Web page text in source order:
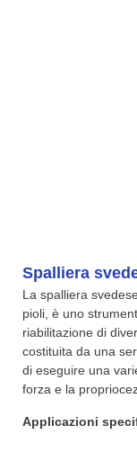
Spalliera
La spalliera
pioli, è uno
riabilitazione di
costituita da una
di eseguire una
forza e la
Applicazioni